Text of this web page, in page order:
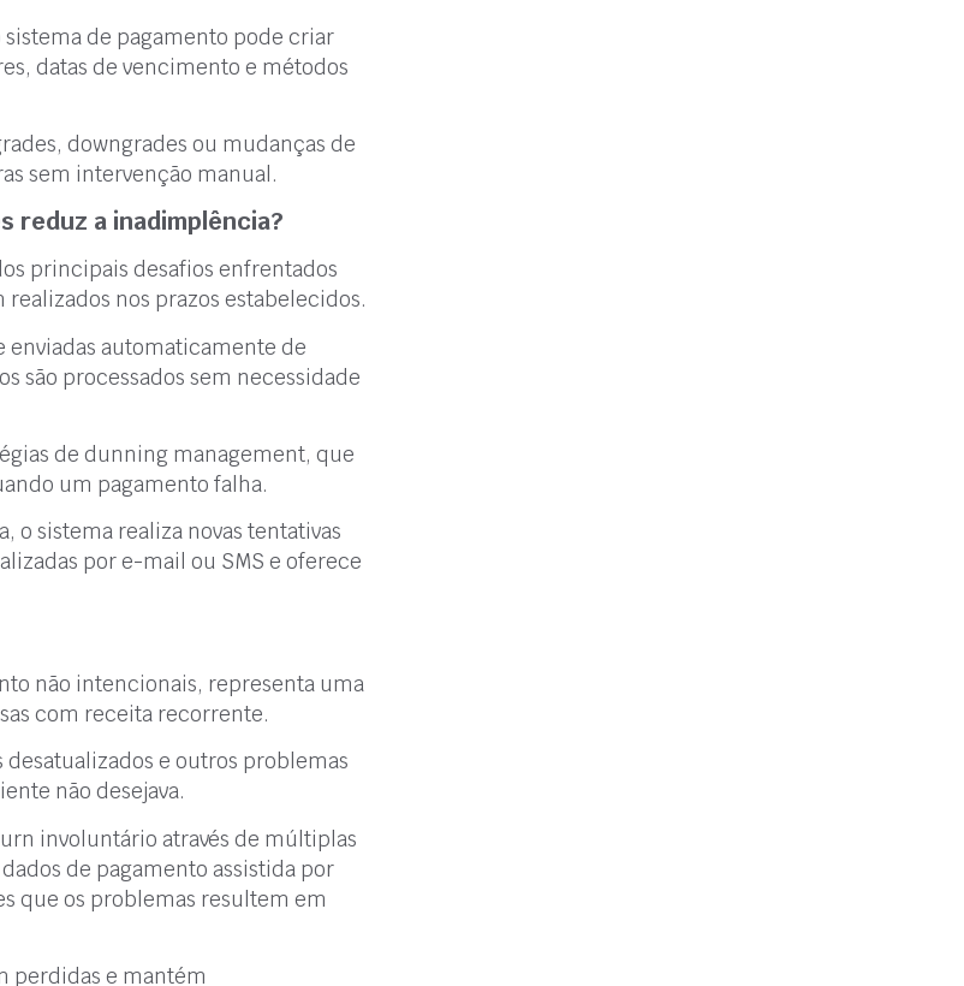
de pagamento pode criar
datas de vencimento e métodos
downgrades ou mudanças de
sem intervenção manual.
reduz a inadimplência?
principais desafios enfrentados
nos prazos estabelecidos.
enviadas automaticamente de
são processados sem necessidade
de dunning management, que
um pagamento falha.
o sistema realiza novas tentativas
por e-mail ou SMS e oferece
não intencionais, representa uma
com receita recorrente.
e outros problemas
não desejava.
involuntário através de múltiplas
de pagamento assistida por
que os problemas resultem em
perdidas e mantém